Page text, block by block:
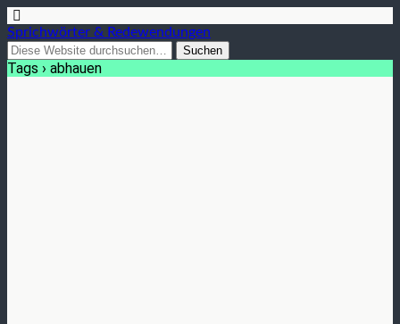
Sprichwörter & Redewendungen
Tags › abhauen